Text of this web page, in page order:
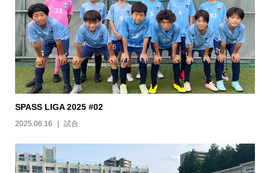
SPASS LIGA 2025 #02
2025.06.16 試合